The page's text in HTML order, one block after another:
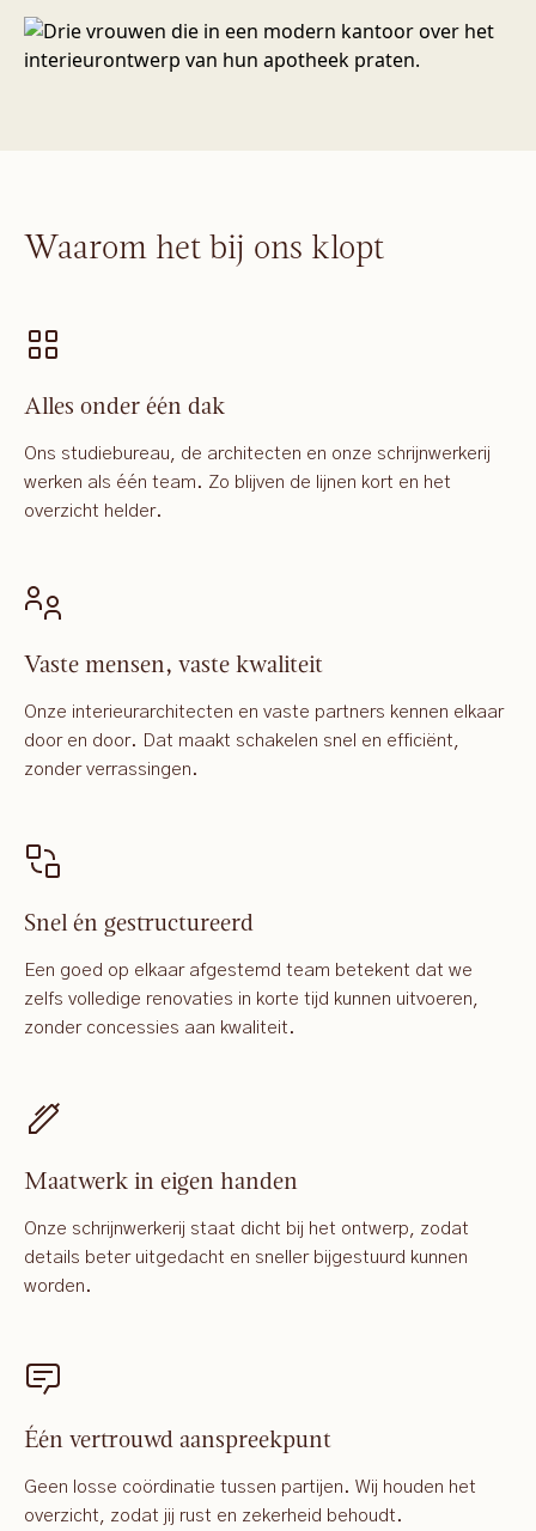
Waarom het bij ons klopt
Alles onder één dak
Ons studiebureau, de architecten en onze schrijnwerkerij
werken als één team. Zo blijven de lijnen kort en het
overzicht helder.
Vaste mensen, vaste kwaliteit
Onze interieurarchitecten en vaste partners kennen elkaar
door en door. Dat maakt schakelen snel en efficiënt,
zonder verrassingen.
Snel én gestructureerd
Een goed op elkaar afgestemd team betekent dat we
zelfs volledige renovaties in korte tijd kunnen uitvoeren,
zonder concessies aan kwaliteit.
Maatwerk in eigen handen
Onze schrijnwerkerij staat dicht bij het ontwerp, zodat
details beter uitgedacht en sneller bijgestuurd kunnen
worden.
Één vertrouwd aanspreekpunt
Geen losse coördinatie tussen partijen. Wij houden het
overzicht, zodat jij rust en zekerheid behoudt.